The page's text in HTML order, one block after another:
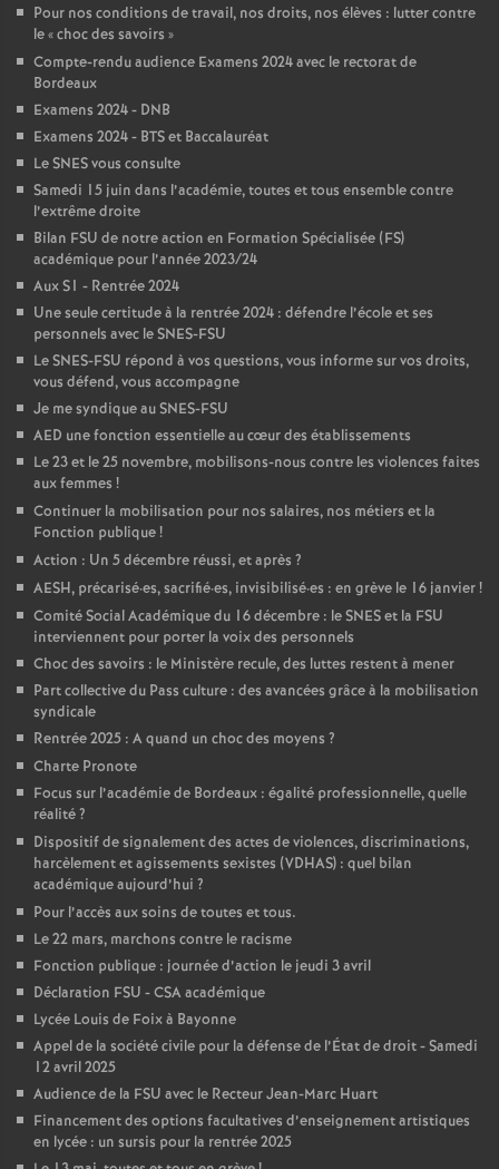
Pour nos conditions de travail, nos droits, nos élèves : lutter contre
le «choc des savoirs »
Compte-rendu audience Examens 2024 avec le rectorat de
Bordeaux
Examens 2024 - DNB
Examens 2024 - BTS et Baccalauréat
Le SNES vous consulte
Samedi 15 juin dans l’académie, toutes et tous ensemble contre
l’extrême droite
Bilan FSU de notre action en Formation Spécialisée (FS)
académique pour l’année 2023/24
Aux S1 - Rentrée 2024
Une seule certitude à la rentrée 2024 : défendre l’école et ses
personnels avec le SNES-FSU
Le SNES-FSU répond à vos questions, vous informe sur vos droits,
vous défend, vous accompagne
Je me syndique au SNES-FSU
AED une fonction essentielle au cœur des établissements
Le 23 et le 25 novembre, mobilisons-nous contre les violences faites
aux femmes !
Continuer la mobilisation pour nos salaires, nos métiers et la
Fonction publique!
Action : Un 5 décembre réussi, et après ?
AESH, précarisé·es, sacrifié·es, invisibilisé·es : en grève le 16 janvier!
Comité Social Académique du 16 décembre : le SNES et la FSU
interviennent pour porter la voix des personnels
Choc des savoirs : le Ministère recule, des luttes restent à mener
Part collective du Pass culture : des avancées grâce à la mobilisation
syndicale
Rentrée 2025 : A quand un choc des moyens ?
Charte Pronote
Focus sur l’académie de Bordeaux : égalité professionnelle, quelle
réalité?
Dispositif de signalement des actes de violences, discriminations,
harcèlement et agissements sexistes (VDHAS) : quel bilan
académique aujourd’hui ?
Pour l’accès aux soins de toutes et tous.
Le 22 mars, marchons contre le racisme
Fonction publique : journée d’action le jeudi 3 avril
Déclaration FSU - CSA académique
Lycée Louis de Foix à Bayonne
Appel de la société civile pour la défense de l’État de droit - Samedi
12 avril 2025
Audience de la FSU avec le Recteur Jean-Marc Huart
Financement des options facultatives d’enseignement artistiques
en lycée : un sursis pour la rentrée 2025